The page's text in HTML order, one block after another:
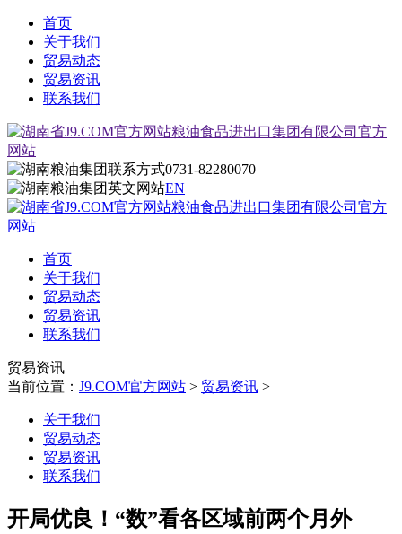
首页
关于我们
贸易动态
贸易资讯
联系我们
0731-82280070
EN
首页
关于我们
贸易动态
贸易资讯
联系我们
贸易资讯
当前位置： J9.COM官方网站 > 贸易资讯 >
关于我们
贸易动态
贸易资讯
联系我们
开局优良！“数”看各区域前两个月外